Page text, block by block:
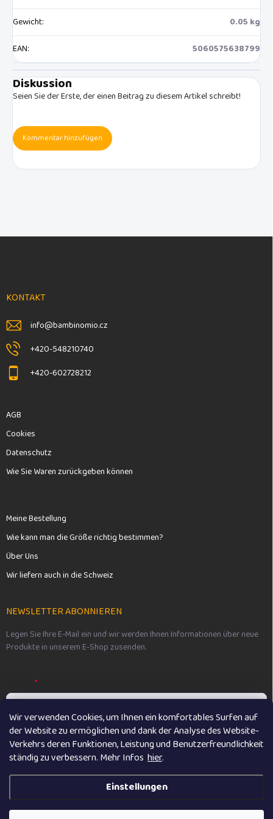
Wir verwenden Cookies, um Ihnen ein komfortables Surfen auf
der Website zu ermöglichen und dank der Analyse des Website-
Verkehrs deren Funktionen, Leistung und Benutzerfreundlichkeit
ständig zu verbessern. Mehr Infos hier.
Einstellungen
Gewicht:
0.05 kg
EAN: 5060575638799
Diskussion
Seien Sie der Erste, der einen Beitrag zu diesem Artikel schreibt!
Kommentar hinzufügen
F
e
KONTAKT
info@bambinomio.cz
+420-548210740
+420-602728212
AGB
Cookies
Datenschutz
Wie Sie Waren zurückgeben können
Meine Bestellung
Wie kann man die Größe richtig bestimmen?
Über Uns
Wir liefern auch in die Schweiz
NEWSLETTER ABONNIEREN
Legen Sie Ihre E-Mail ein und wir werden Ihnen Informationen über neue
Produkte in unserem E-Shop zusenden.
Vložením e-mailu souhlasíte spodmínkami ochrany osobních údajů
Anmelden